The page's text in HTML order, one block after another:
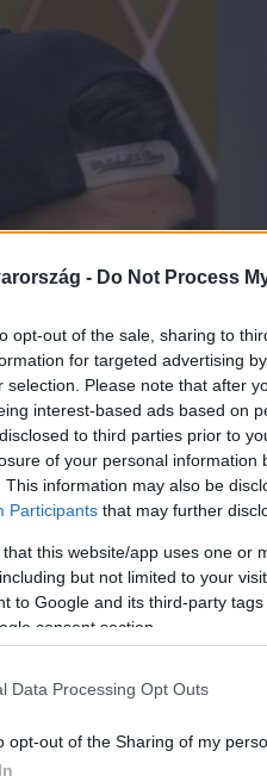
- Do Not Process
opt-out of the sale, sharing to
for targeted advertising
selection. Please note that after
interest-based ads based on
to third parties prior to
of your personal information
This information may also be
Participants that may further
that this website/app uses one or
but not limited to your
to Google and its third-party
consent section.
Data Processing Opt Outs
opt-out of the Sharing of my